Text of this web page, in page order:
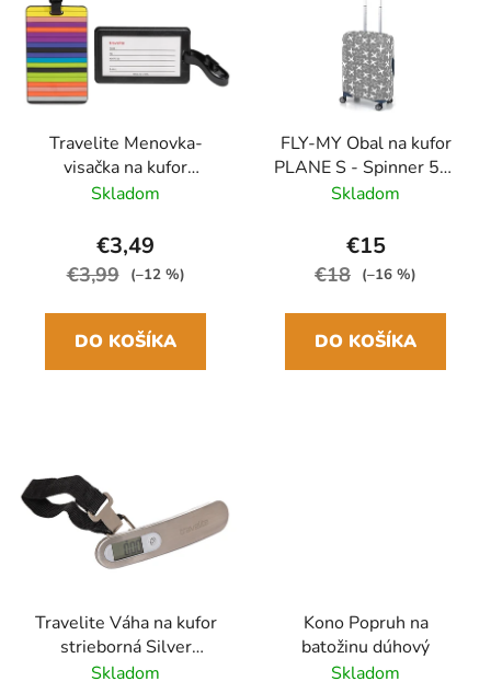
Travelite Menovka-
visačka na kufor
Multicolor Stripes
Skladom
€3,49
€3,99 (–12 %)
DO KOŠÍKA
FLY-MY Obal na kufor
PLANE S - Spinner 50-
60 cm Šedý
Skladom
€15
€18 (–16 %)
DO KOŠÍKA
Travelite Váha na kufor
strieborná Silver
Digitálna
Skladom
Kono Popruh na
batožinu dúhový
Skladom